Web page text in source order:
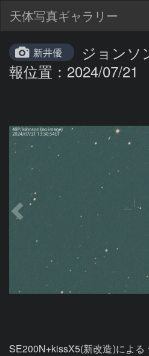
天体写真ギャラリー
新井優
ジョンソ
報位置：2024/07/21
SE200N+kissX5(新改造)によ